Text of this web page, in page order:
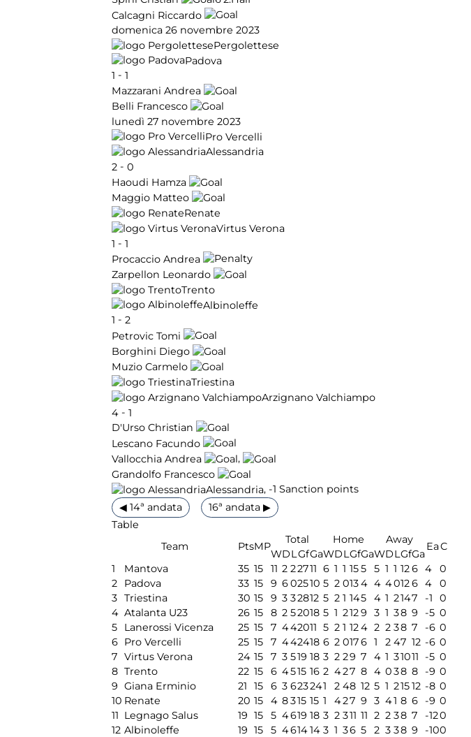
Calcagni Riccardo
domenica 26 novembre 2023
Pergolettese
Padova
1 - 1
Mazzarani Andrea
Belli Francesco
lunedì 27 novembre 2023
Pro Vercelli
Alessandria
2 - 0
Haoudi Hamza
Maggio Matteo
Renate
Virtus Verona
1 - 1
Procaccio Andrea
Zarpellon Leonardo
Trento
Albinoleffe
1 - 2
Petrovic Tomi
Borghini Diego
Muzio Carmelo
Triestina
Arzignano Valchiampo
4 - 1
D'Urso Christian
Lescano Facundo
Vallocchia Andrea
,
Grandolfo Francesco
Alessandria, -1 Sanction points
◀ 14ª andata
16ª andata ▶
Table
Team
PtsMP
Total Home Away
EaC
WDLGfGaWDLGfGaWDLGfGa
1
Mantova 35 15 11 2 22711 6 1 1 155 5 1 1 126 4
0
2
Padova 33 15 9 602510 5 2 0134 4 40126 4
0
3 Triestina 30 15 9 3 32812 5 2 1 145 4 1 2147 -1
0
4 Atalanta U23 26 15 8 2 52018 5 1 2129 3 1 38 9 -5 0
5
Lanerossi Vicenza 25 15 7 442011 5 2 1 124 2 2 38 7 -6 0
6 Pro Vercelli 25 15 7 442418 6 2 0176 1 2 47 12 -6 0
7 Virtus Verona 24 15 7 3 519 18 3 2 29 7 4 1 31011 -5 0
8 Trento 22 15 6 4515 16 2 427 8 4 038 8 -9 0
9 Giana Erminio 21 15 6 3 623241 2 48 12 5 1 21512 -8 0
10 Renate 20 15 4 8315 15 1 427 9 3 41 8 6 -9 0
11 Legnago Salus 19 15 5 4619 18 3 2 311 11 2 2 38 7 -120
12 Albinoleffe 19 15 5 461414 3 1 36 5 2 3 38 9 -100